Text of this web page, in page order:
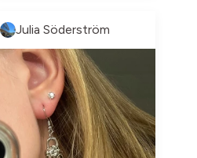
Julia Söderström